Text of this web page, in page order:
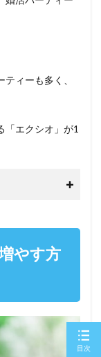
ィーも多く、
「エクシオ」が1
やす方
目次